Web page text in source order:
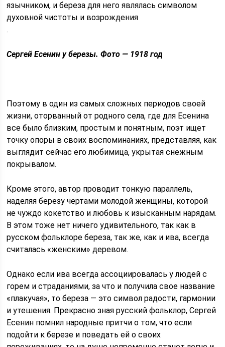
язычником, и береза для него являлась символом
духовной чистоты и возрождения
.
Сергей Есенин у березы. Фото — 1918 год
Поэтому в один из самых сложных периодов своей
жизни, оторванный от родного села, где для Есенина
все было близким, простым и понятным, поэт ищет
точку опоры в своих воспоминаниях, представляя, как
выглядит сейчас его любимица, укрытая снежным
покрывалом.
Кроме этого, автор проводит тонкую параллель,
наделяя березу чертами молодой женщины, которой
не чуждо кокетство и любовь к изысканным нарядам.
В этом тоже нет ничего удивительного, так как в
русском фольклоре береза, так же, как и ива, всегда
считалась «женским» деревом.
Однако если ива всегда ассоциировалась у людей с
горем и страданиями, за что и получила свое название
«плакучая», то береза — это символ радости, гармонии
и утешения. Прекрасно зная русский фольклор, Сергей
Есенин помнил народные притчи о том, что если
подойти к березе и поведать ей о своих